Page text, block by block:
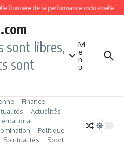
frontière de la performance industrielle
sont libres,
sont
M
e
n
u
Finance
Actualités
Politique
Spiritualités
Sport